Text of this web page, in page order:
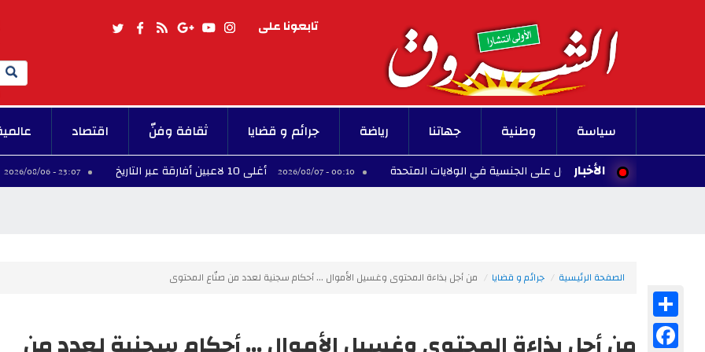
تابعونا على
Search
سياسة وطنية جهاتنا رياضة جرائم و قضايا ثقافة وفنّ اقتصاد
الأخبار
الأطفال للحصول على الجنسية في الولايات المتحدة 00:10 - 2026/08/07 أغلى 10 لاعبين أفارقة عبر التاريخ 23:07 - 2026/08/06
الصفحة الرئيسية جرائم و قضايا من أجل بذاءة المحتوى وغسيل الأموال ... أحكام سجنية لعدد من صنّاع المحتوى
Facebook